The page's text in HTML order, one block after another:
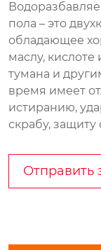
пола – это
обладающее
маслу,
тумана и
время имеет
истиранию,
скрабу,
Отправить